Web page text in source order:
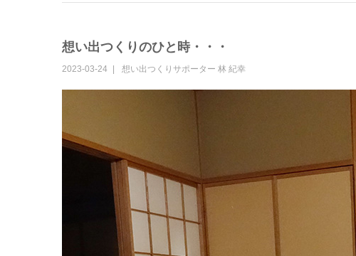
想い出つくりのひと時・・・
2023-03-24 想い出つくりサポーター 林 紀幸